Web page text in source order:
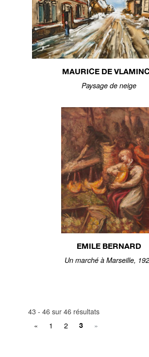
MAURICE DE
Paysage de neige
EMILE BERNARD
Un marché à Marseille,
43 - 46 sur 46 résultats
«
1 2 3 »